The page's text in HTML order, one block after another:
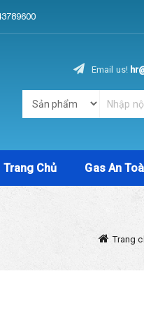
Email us!
Trang Chủ Gas An
Trang